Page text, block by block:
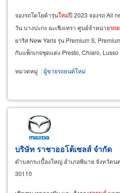
จองรถโตโยต้ารุ่นใหม่ปี 2023 จองรถ All
วัน บางปะกง ฉะเชิงเทรา ศูนย์จำหน่ายรถ
ยาริส New Yaris รุ่น Premium S,
กับแพ็กเกจชุดแต่ง Presto, Chiaro,
หมวดหมู่ :ผู้ขายรถยนต์ใหม่
บริษัท ราชาออโต้เซลส์ จำกัด
ตำบลกระเบื้องใหญ่ อำเภอพิมาย จังหวัดน
30110